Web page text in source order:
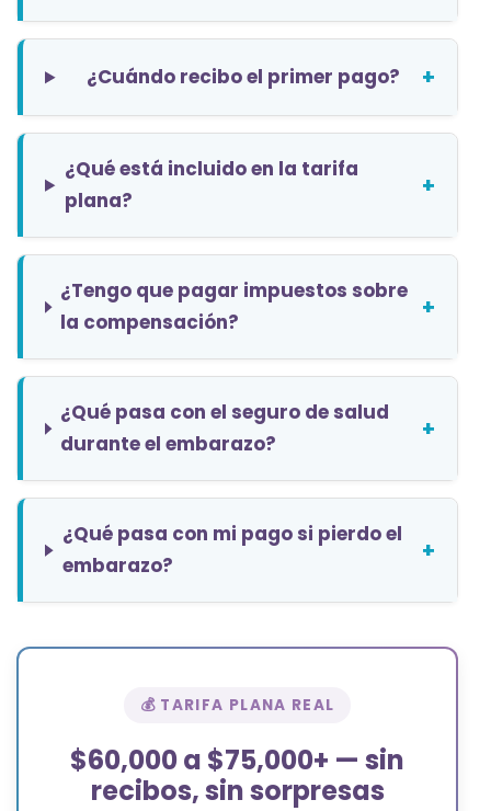
¿Cuándo recibo el primer pago? +
¿Qué está incluido en la tarifa
plana?
+
¿Tengo que pagar impuestos sobre
la compensación?
+
¿Qué pasa con el seguro de salud
durante el embarazo?
+
¿Qué pasa con mi pago si pierdo el
embarazo?
+
💰 TARIFA PLANA REAL
$60,000 a $75,000+ — sin
recibos, sin sorpresas